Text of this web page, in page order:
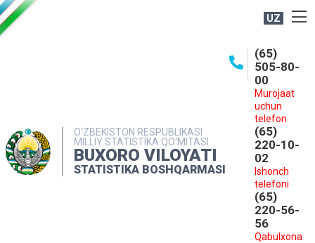
UZ
O‘ZBEKISTON RESPUBLIKASI
MILLIY STATISTIKA QO‘MITASI
BUXORO VILOYATI
STATISTIKA BOSHQARMASI
(65)
505-80-
00
Murojaat
uchun
telefon
(65)
220-10-
02
Ishonch
telefoni
(65)
220-56-
56
Qabulxona
MATBUOT XIZMATI
MUROJAATLAR